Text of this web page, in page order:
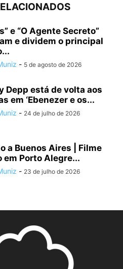
e “O Agente Secreto”
e dividem o principal
- 5 de agosto de 2026
Depp está de volta aos
em ‘Ebenezer e os...
- 24 de julho de 2026
a Buenos Aires | Filme
em Porto Alegre...
- 23 de julho de 2026